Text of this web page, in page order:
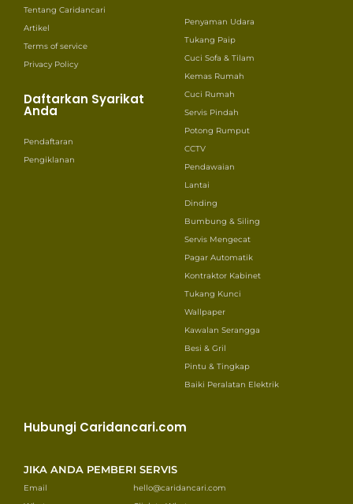
Tentang Caridancari
Artikel
Terms of service
Privacy Policy
Daftarkan Syarikat
Anda
Pendaftaran
Pengiklanan
Penyaman Udara
Tukang Paip
Cuci Sofa & Tilam
Kemas Rumah
Cuci Rumah
Servis Pindah
Potong Rumput
CCTV
Pendawaian
Lantai
Dinding
Bumbung & Siling
Servis Mengecat
Pagar Automatik
Kontraktor Kabinet
Tukang Kunci
Wallpaper
Kawalan Serangga
Besi & Gril
Pintu & Tingkap
Baiki Peralatan Elektrik
Hubungi Caridancari.com
JIKA ANDA PEMBERI SERVIS
Email
hello@caridancari.com